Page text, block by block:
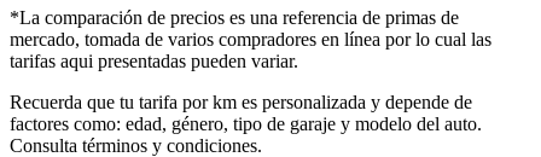
*La comparación de precios es una referencia de primas de
mercado, tomada de varios compradores en línea por lo cual las
tarifas aqui presentadas pueden variar.
Recuerda que tu tarifa por km es personalizada y depende de
factores como: edad, género, tipo de garaje y modelo del auto.
Consulta términos y condiciones.